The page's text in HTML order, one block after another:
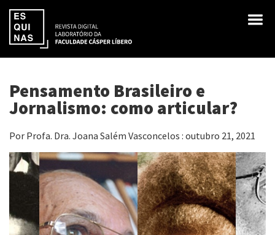
Pensamento Brasileiro e
Jornalismo: como articular?
Por Profa. Dra. Joana Salém Vasconcelos : outubro 21, 2021